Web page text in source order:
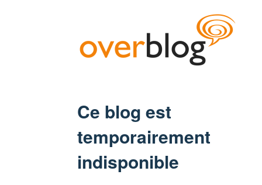
Ce blog est
temporairement
indisponible